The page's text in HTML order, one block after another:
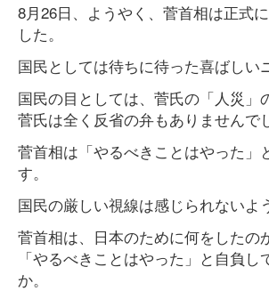
8月26日、ようやく、菅首相は正式
した。
国民としては待ちに待った喜ばしい
国民の目としては、菅氏の「人災」
菅氏は全く反省の弁もありませんで
菅首相は「やるべきことはやった」
す。
国民の厳しい視線は感じられないよ
菅首相は、日本のために何をしたの
「やるべきことはやった」と自負し
か。